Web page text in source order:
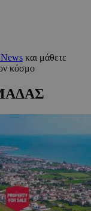
και μάθετε
κόσμο